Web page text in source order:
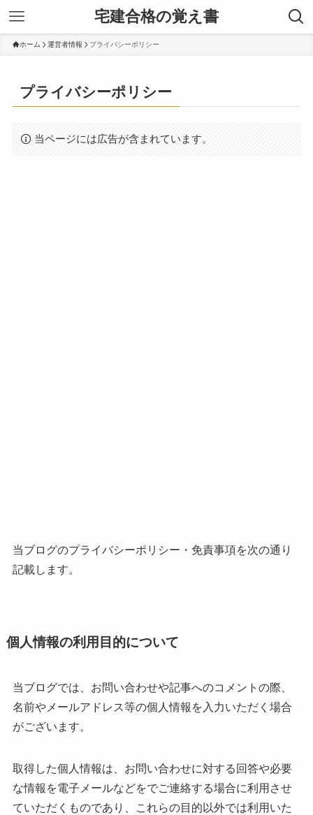
宅建合格の覚え書
ホーム 運営者情報 プライバシーポリシー
プライバシーポリシー
当ページには広告が含まれています。
当ブログのプライバシーポリシー・免責事項を次の通り
記載します。
個人情報の利用目的について
当ブログでは、お問い合わせや記事へのコメントの際、
名前やメールアドレス等の個人情報を入力いただく場合
がございます。
取得した個人情報は、お問い合わせに対する回答や必要
な情報を電子メールなどをでご連絡する場合に利用させ
ていただくものであり、これらの目的以外では利用いた